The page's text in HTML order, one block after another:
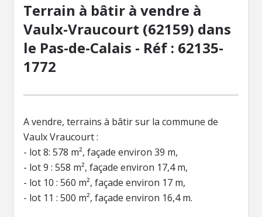
Terrain à bâtir à vendre à
Vaulx-Vraucourt (62159) dans
le Pas-de-Calais - Réf : 62135-
1772
A vendre, terrains à bâtir sur la commune de
Vaulx Vraucourt :
- lot 8: 578 m², façade environ 39 m,
- lot 9 : 558 m², façade environ 17,4 m,
- lot 10 : 560 m², façade environ 17 m,
- lot 11 : 500 m², façade environ 16,4 m.